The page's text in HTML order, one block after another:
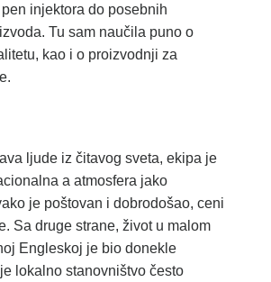
injektora do posebnih
Tu sam naučila puno o
kao i o proizvodnji za
ljude iz čitavog sveta, ekipa je
a atmosfera jako
je poštovan i dobrodošao, ceni
Sa druge strane, život u malom
Engleskoj je bio donekle
lokalno stanovništvo često